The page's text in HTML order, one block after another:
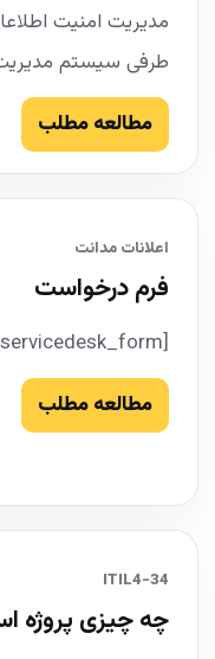
طرفی سیستم
مطالعه مطلب
اعلانات مدانت
فرم درخواست
[servicedesk_form]
مطالعه مطلب
34-ITIL4
چه چیزی